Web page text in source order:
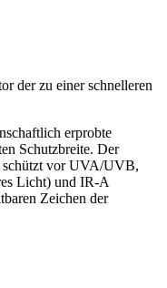
der zu einer schnelleren
erprobte
Schutzbreite. Der
schützt vor UVA/UVB,
Licht) und IR-A
Zeichen der